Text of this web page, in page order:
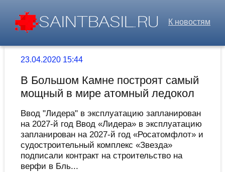
К новостям
23.04.2020 15:44
В Большом Камне построят самый
мощный в мире атомный ледокол
Ввод "Лидера" в эксплуатацию запланирован
на 2027-й год Ввод «Лидера» в эксплуатацию
запланирован на 2027-й год «Росатомфлот» и
судостроительный комплекс «Звезда»
подписали контракт на строительство на
верфи в Бль...